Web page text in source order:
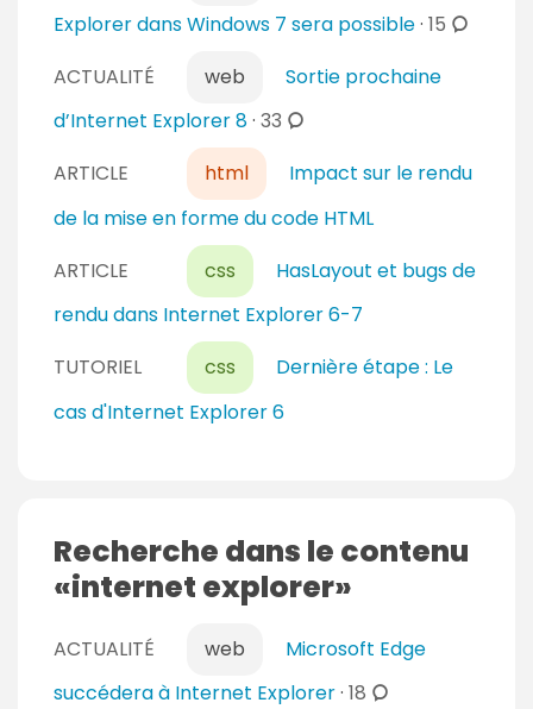
s
i
r
s
m
a
r
e
s
Explorer dans Windows 7 sera possible· 15 c
n
i
ACTUALITÉ web
Sortie prochaine
d’Internet Explorer 8· 33 c
m
m
n
a
i
e
ARTICLE html
Impact sur le rendu
de la mise en forme du code HTML
ARTICLE
css
HasLayout et bugs de
rendu dans Internet Explorer 6-7
TUTORIEL
css
Dernière étape : Le
cas d'Internet Explorer 6
Recherche dans le contenu
internet explorer
ACTUALITÉ web
Microsoft Edge
succédera à Internet Explorer· 18 c